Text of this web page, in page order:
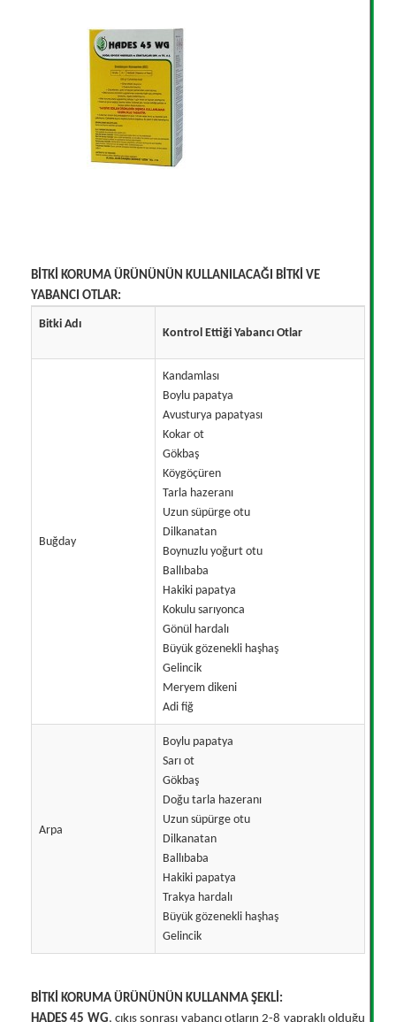
BİTKİ KORUMA ÜRÜNÜNÜN KULLANILACAĞI BİTKİ VE
YABANCI OTLAR:
Bitki Adı
Kontrol Ettiği Yabancı Otlar
Buğday
Kandamlası
Boylu papatya
Avusturya papatyası
Kokar ot
Gökbaş
Köygöçüren
Tarla hazeranı
Uzun süpürge otu
Dilkanatan
Boynuzlu yoğurt otu
Ballıbaba
Hakiki papatya
Kokulu sarıyonca
Gönül hardalı
Büyük gözenekli haşhaş
Gelincik
Meryem dikeni
Adi fiğ
Arpa
Boylu papatya
Sarı ot
Gökbaş
Doğu tarla hazeranı
Uzun süpürge otu
Dilkanatan
Ballıbaba
Hakiki papatya
Trakya hardalı
Büyük gözenekli haşhaş
Gelincik
BİTKİ KORUMA ÜRÜNÜNÜN KULLANMA ŞEKLİ:
HADES 45 WG, çıkış sonrası yabancı otların 2-8 yapraklı olduğu